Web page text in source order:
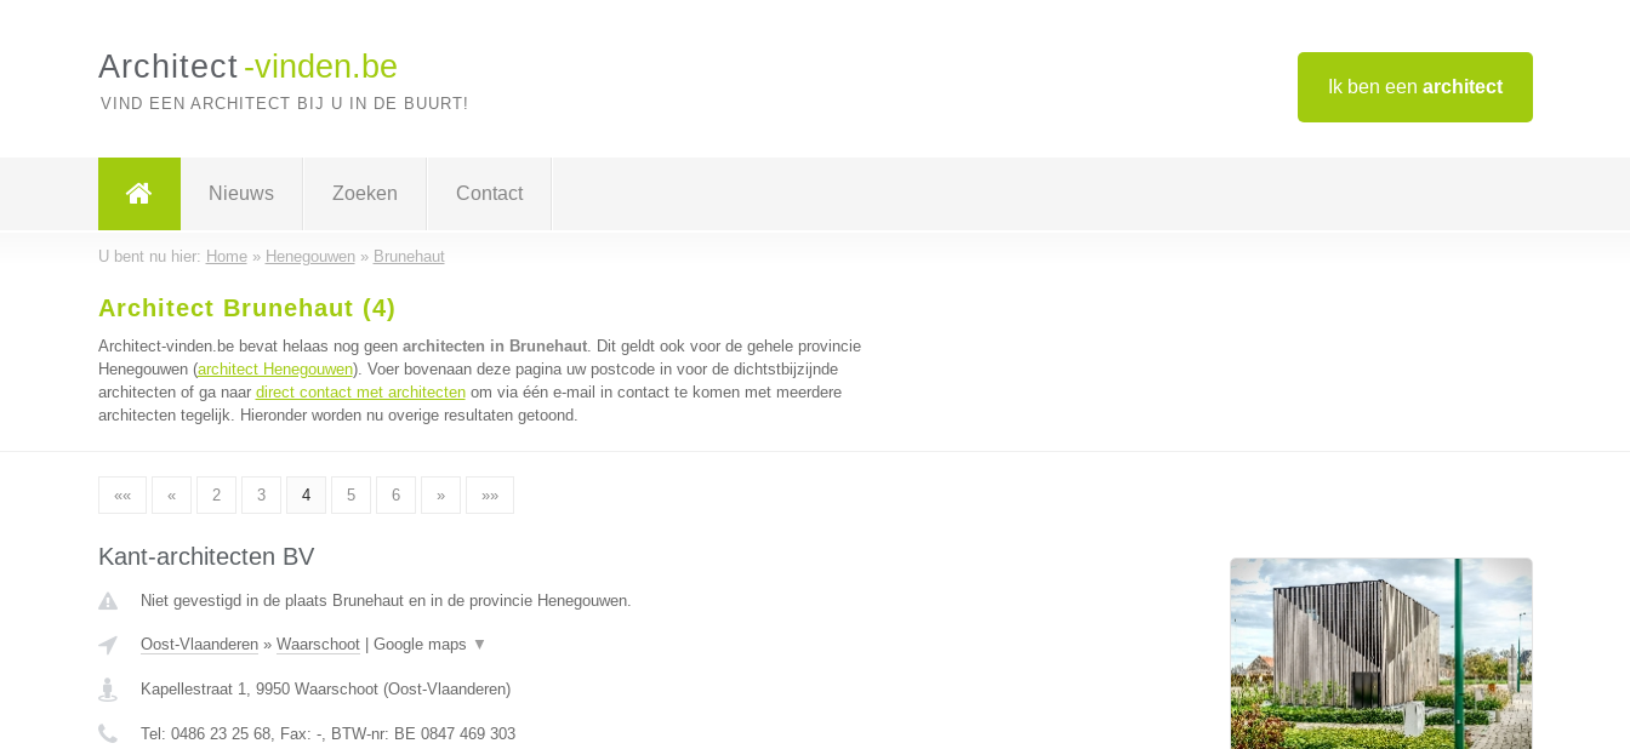
Ik ben een architect
Architect -vinden.be
VIND EEN ARCHITECT BIJ U IN DE BUURT!
Nieuws Zoeken Contact
U bent nu hier: Home» Henegouwen» Brunehaut
Architect Brunehaut (4)
Architect-vinden.be bevat helaas nog geen architecten in Brunehaut. Dit geldt ook voor de gehele provincie
Henegouwen (architect Henegouwen). Voer bovenaan deze pagina uw postcode in voor de dichtstbijzijnde
architecten of ga naar direct contact met architectenom via één e-mail in contact te komen met meerdere
architecten tegelijk. Hieronder worden nu overige resultaten getoond.
«« « 2 3 4 5 6 » »»
Kant-architecten BV
Niet gevestigd in de plaats Brunehaut en in de provincie Henegouwen.
Oost-Vlaanderen» Waarschoot| Google maps ▼
Kapellestraat 1, 9950 Waarschoot(Oost-Vlaanderen)
Tel: 0486 23 25 68, Fax: -, BTW-nr: BE 0847 469 303